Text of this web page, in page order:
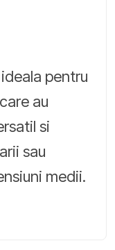
pentru
au
si
sau
medii.